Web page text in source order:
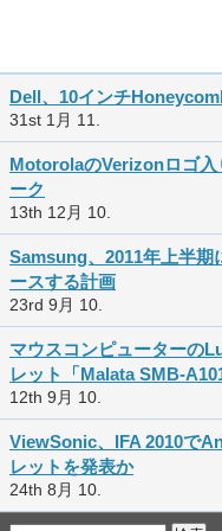
Dell、10インチ
31st 1月 11.
MotorolaのVerizonロゴ入
ーク
13th 12月 10.
Samsung、2011年上半期
ースする計画
23rd 9月 10.
マウスコンピューターの
レット「Malata SMB-
12th 9月 10.
ViewSonic、IFA 2010で
レットを発表か
24th 8月 10.